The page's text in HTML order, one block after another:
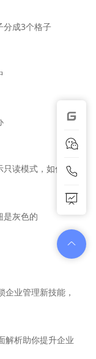
分成3个格子
读模式，如何解决
是灰色的
企业管理新技能，
解析助你提升企业